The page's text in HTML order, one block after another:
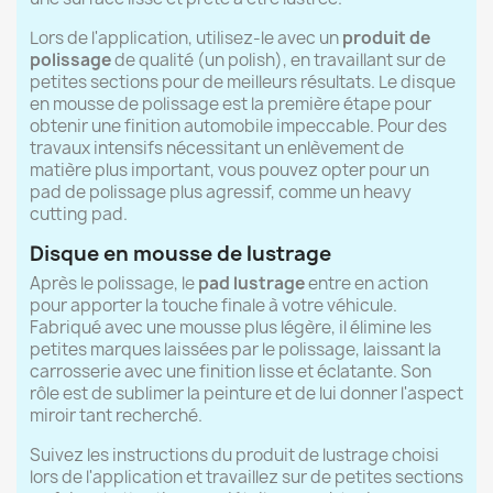
Lors de l'application, utilisez-le avec unproduit de
polissagede qualité (un polish), en travaillant sur de
petites sections pour de meilleurs résultats. Le disque
en mousse de polissage est la première étape pour
obtenir une finition automobile impeccable. Pour des
travaux intensifs nécessitant un enlèvement de
matière plus important, vous pouvez opter pour un
pad de polissage plus agressif, comme un heavy
cutting pad.
Disque en mousse de lustrage
Après le polissage, lepad lustrageentre en action
pour apporter la touche finale à votre véhicule.
Fabriqué avec une mousse plus légère, il élimine les
petites marques laissées par le polissage, laissant la
carrosserie avec une finition lisse et éclatante. Son
rôle est de sublimer la peinture et de lui donner l'aspect
miroir tant recherché.
Suivez les instructions du produit de lustrage choisi
lors de l'application et travaillez sur de petites sections